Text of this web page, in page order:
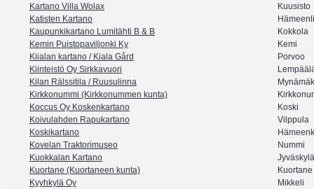
Kartano Villa Wolax
Kuusisto
Katisten Kartano
Kaupunkikartano Lumitähti B & B
Kokkola
Kemin Puistopaviljonki Ky
Kemi
Kiialan kartano / Kiala Gård
Porvoo
Kiinteistö Oy Sirkkavuori
Kilan Rälssitila / Ruusulinna
Kirkkonummi (Kirkkonummen kunta)
Koccus Oy Koskenkartano
Koski
Koivulahden Rapukartano
Vilppula
Koskikartano
Kovelan Traktorimuseo
Nummi
Kuokkalan Kartano
Jyväskylä
Kuortane (Kuortaneen kunta)
Kuortane
Kyyhkylä Oy
Mikkeli